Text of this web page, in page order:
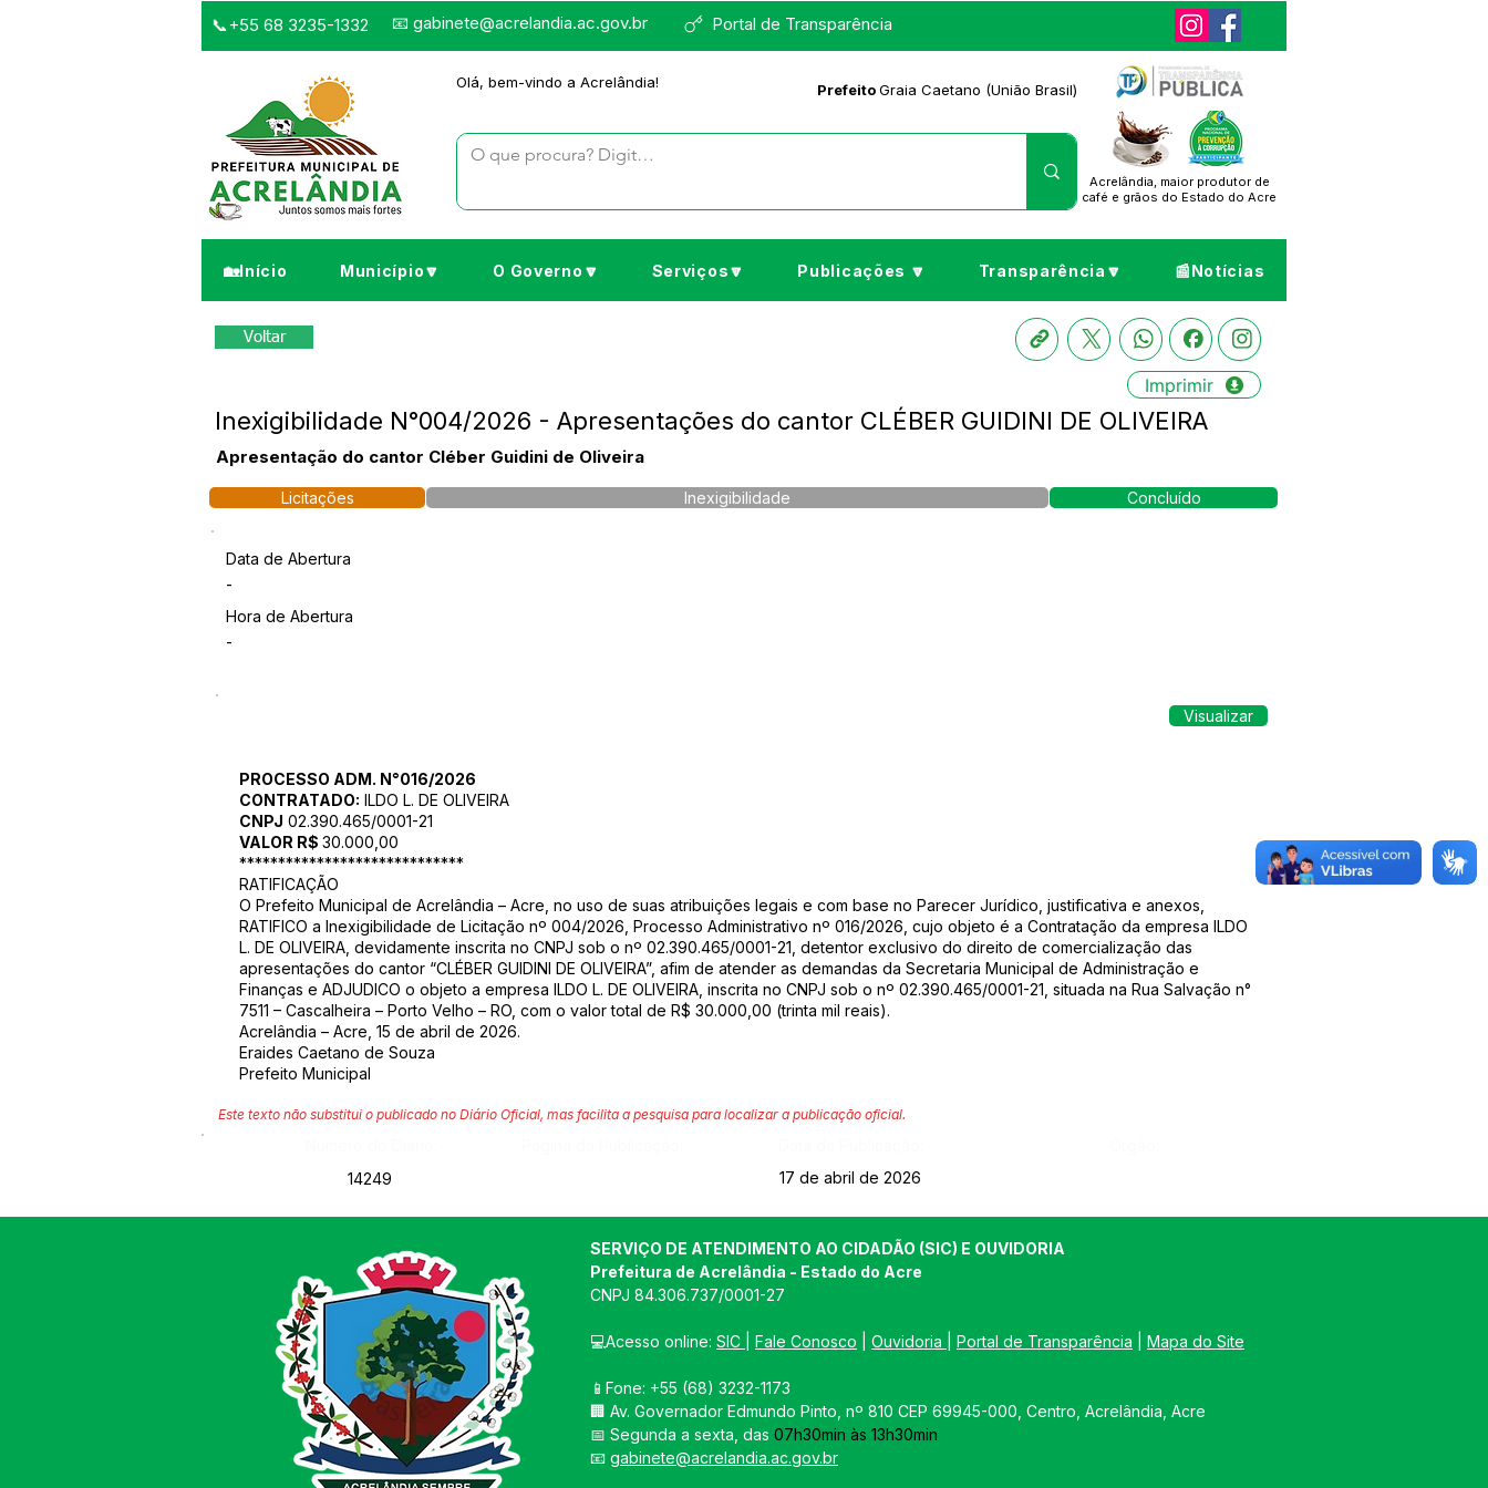
Portal de Transparência
📞+55 68 3235-1332 📧 gabinete@acrelandia.ac.gov.br
Olá, bem-vindo a Acrelândia! PrefeitoGraia Caetano (União Brasil)
Acrelândia, maior produtor de
café e grãos do Estado do Acre
🏡Início Município🔽 O Governo🔽 Serviços🔽 Publicações 🔽 Transparência🔽 📰Notícias
Voltar
Imprimir
Inexigibilidade N°004/2026 - Apresentações do cantor CLÉBER GUIDINI DE OLIVEIRA
Apresentação do cantor Cléber Guidini de Oliveira
Licitações Inexigibilidade Concluído
Data de Abertura
-
Hora de Abertura
-
Visualizar
PROCESSO ADM. N°016/2026
CONTRATADO: ILDO L. DE OLIVEIRA
CNPJ 02.390.465/0001-21
VALOR R$ 30.000,00
*****************************
RATIFICAÇÃO
O Prefeito Municipal de Acrelândia – Acre, no uso de suas atribuições legais e com base no Parecer Jurídico, justificativa e anexos,
RATIFICO a Inexigibilidade de Licitação nº 004/2026, Processo Administrativo nº 016/2026, cujo objeto é a Contratação da empresa ILDO
L. DE OLIVEIRA, devidamente inscrita no CNPJ sob o nº 02.390.465/0001-21, detentor exclusivo do direito de comercialização das
apresentações do cantor “CLÉBER GUIDINI DE OLIVEIRA”, afim de atender as demandas da Secretaria Municipal de Administração e
Finanças e ADJUDICO o objeto a empresa ILDO L. DE OLIVEIRA, inscrita no CNPJ sob o nº 02.390.465/0001-21, situada na Rua Salvação n°
7511 – Cascalheira – Porto Velho – RO, com o valor total de R$ 30.000,00 (trinta mil reais).
Acrelândia – Acre, 15 de abril de 2026.
Eraides Caetano de Souza
Prefeito Municipal
Este texto não substitui o publicado no Diário Oficial, mas facilita a pesquisa para localizar a publicação oficial.
14249
17 de abril de 2026
SERVIÇO DE ATENDIMENTO AO CIDADÃO (SIC) E OUVIDORIA
Prefeitura de Acrelândia - Estado do Acre
CNPJ 84.306.737/0001-27
💻Acesso online: SIC Fale Conosco Ouvidoria Portal de Transparência Mapa do Site
📱Fone: +55 (68) 3232-1173
🏢 Av. Governador Edmundo Pinto, nº 810 CEP 69945-000, Centro, Acrelândia, Acre
📅 Segunda a sexta, das 07h30min às 13h30min
📧 gabinete@acrelandia.ac.gov.br